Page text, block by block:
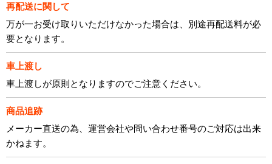
再配送に関して
万が一お受け取りいただけなかった場合は、別途再配送料が必
要となります。
車上渡し
車上渡しが原則となりますのでご注意ください。
商品追跡
メーカー直送の為、運営会社や問い合わせ番号のご対応は出来
かねます。